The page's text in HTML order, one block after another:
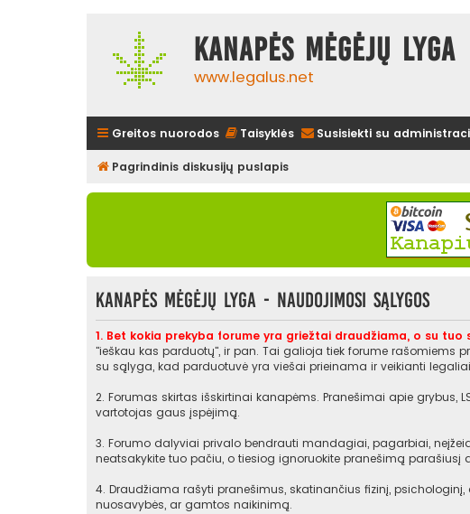
Kanapės mėgėjų lyga
www.legalus.net
Greitos nuorodos Taisyklės Susisiekti su
Pagrindinis diskusijų puslapis
Kanapės mėgėjų lyga - Naudojimosi sąlygos
1. Bet kokia prekyba forume yra griežtai draudžiama, o su
"ieškau kas parduotų", ir pan. Tai galioja tiek forume rašomiems
su sąlyga, kad parduotuvė yra viešai prieinama ir veikianti
2. Forumas skirtas išskirtinai kanapėms. Pranešimai apie grybus,
vartotojas gaus įspėjimą.
3. Forumo dalyviai privalo bendrauti mandagiai, pagarbiai,
neatsakykite tuo pačiu, o tiesiog ignoruokite pranešimą
4. Draudžiama rašyti pranešimus, skatinančius fizinį,
nuosavybės, ar gamtos naikinimą.